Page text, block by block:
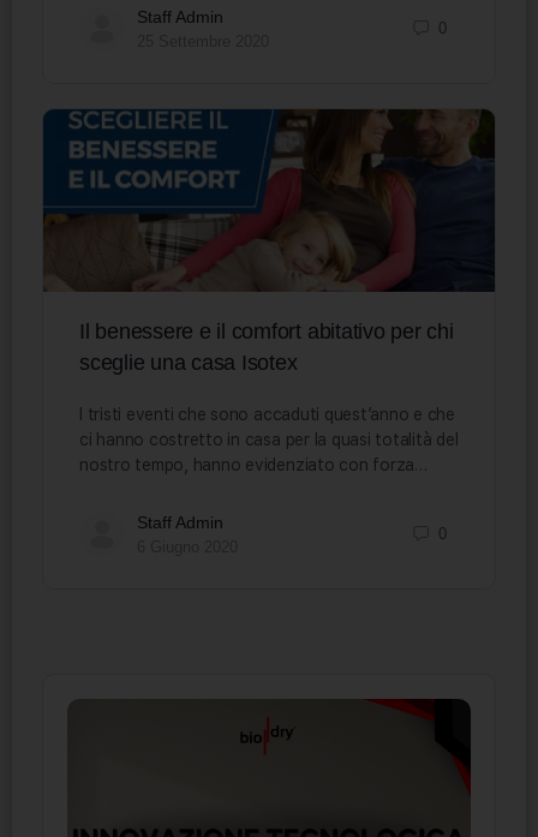
Staff Admin
0
Il benessere e il comfort abitativo per chi
sceglie una casa Isotex
I tristi eventi che sono accaduti quest’anno e che
ci hanno costretto in casa per la quasi totalità del
nostro tempo, hanno evidenziato con forza…
Staff Admin
0